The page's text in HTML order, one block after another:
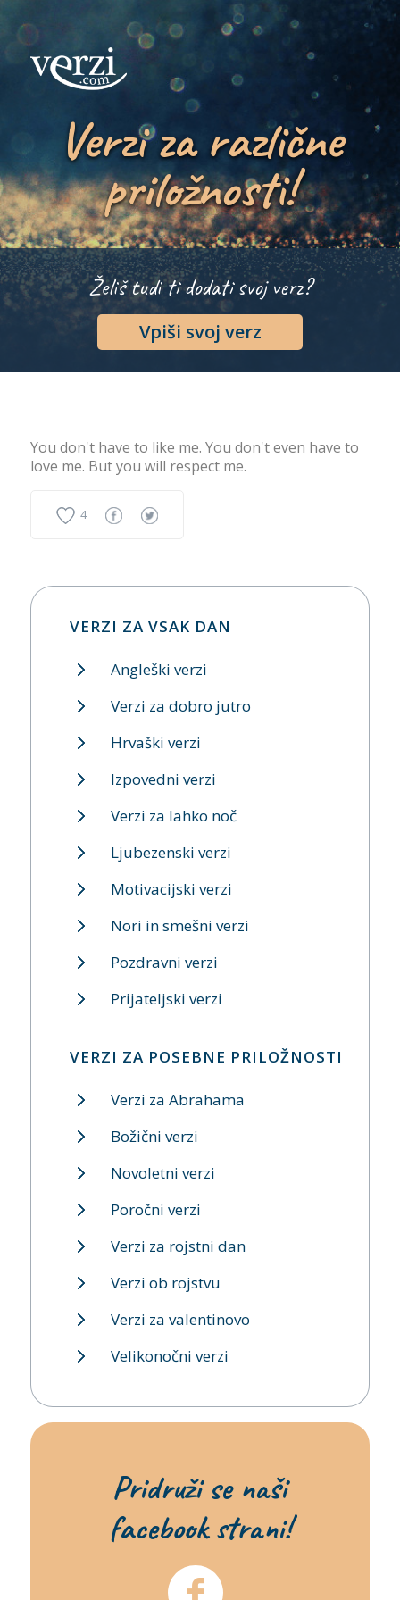
Verzi za različne
priložnosti!
Želiš tudi ti dodati svoj verz?
Vpiši svoj verz
You don't have to like me. You don't even have to
love me. But you will respect me.
4
VERZI ZA VSAK DAN
Angleški verzi
Verzi za dobro jutro
Hrvaški verzi
Izpovedni verzi
Verzi za lahko noč
Ljubezenski verzi
Motivacijski verzi
Nori in smešni verzi
Pozdravni verzi
Prijateljski verzi
VERZI ZA POSEBNE PRILOŽNOSTI
Verzi za Abrahama
Božični verzi
Novoletni verzi
Poročni verzi
Verzi za rojstni dan
Verzi ob rojstvu
Verzi za valentinovo
Velikonočni verzi
Pridruži se naši
facebook strani!